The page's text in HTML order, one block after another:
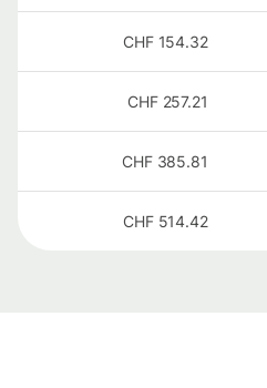
154.32
CHF
257.21
CHF
385.81
CHF
514.42
CHF